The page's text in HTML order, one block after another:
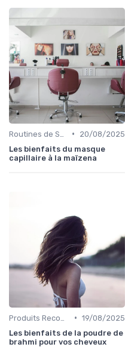
•
20/08/2025
Les bienfaits du masque
capillaire à la maïzena
• 19/08/2025
Les bienfaits de la poudre de
brahmi pour vos cheveux